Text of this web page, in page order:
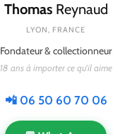
ThomasReynaud
LYON, FRANCE
Fondateur & collectionneur
18 ans à importer ce qu'il aime
📲 06 50 60 70 06